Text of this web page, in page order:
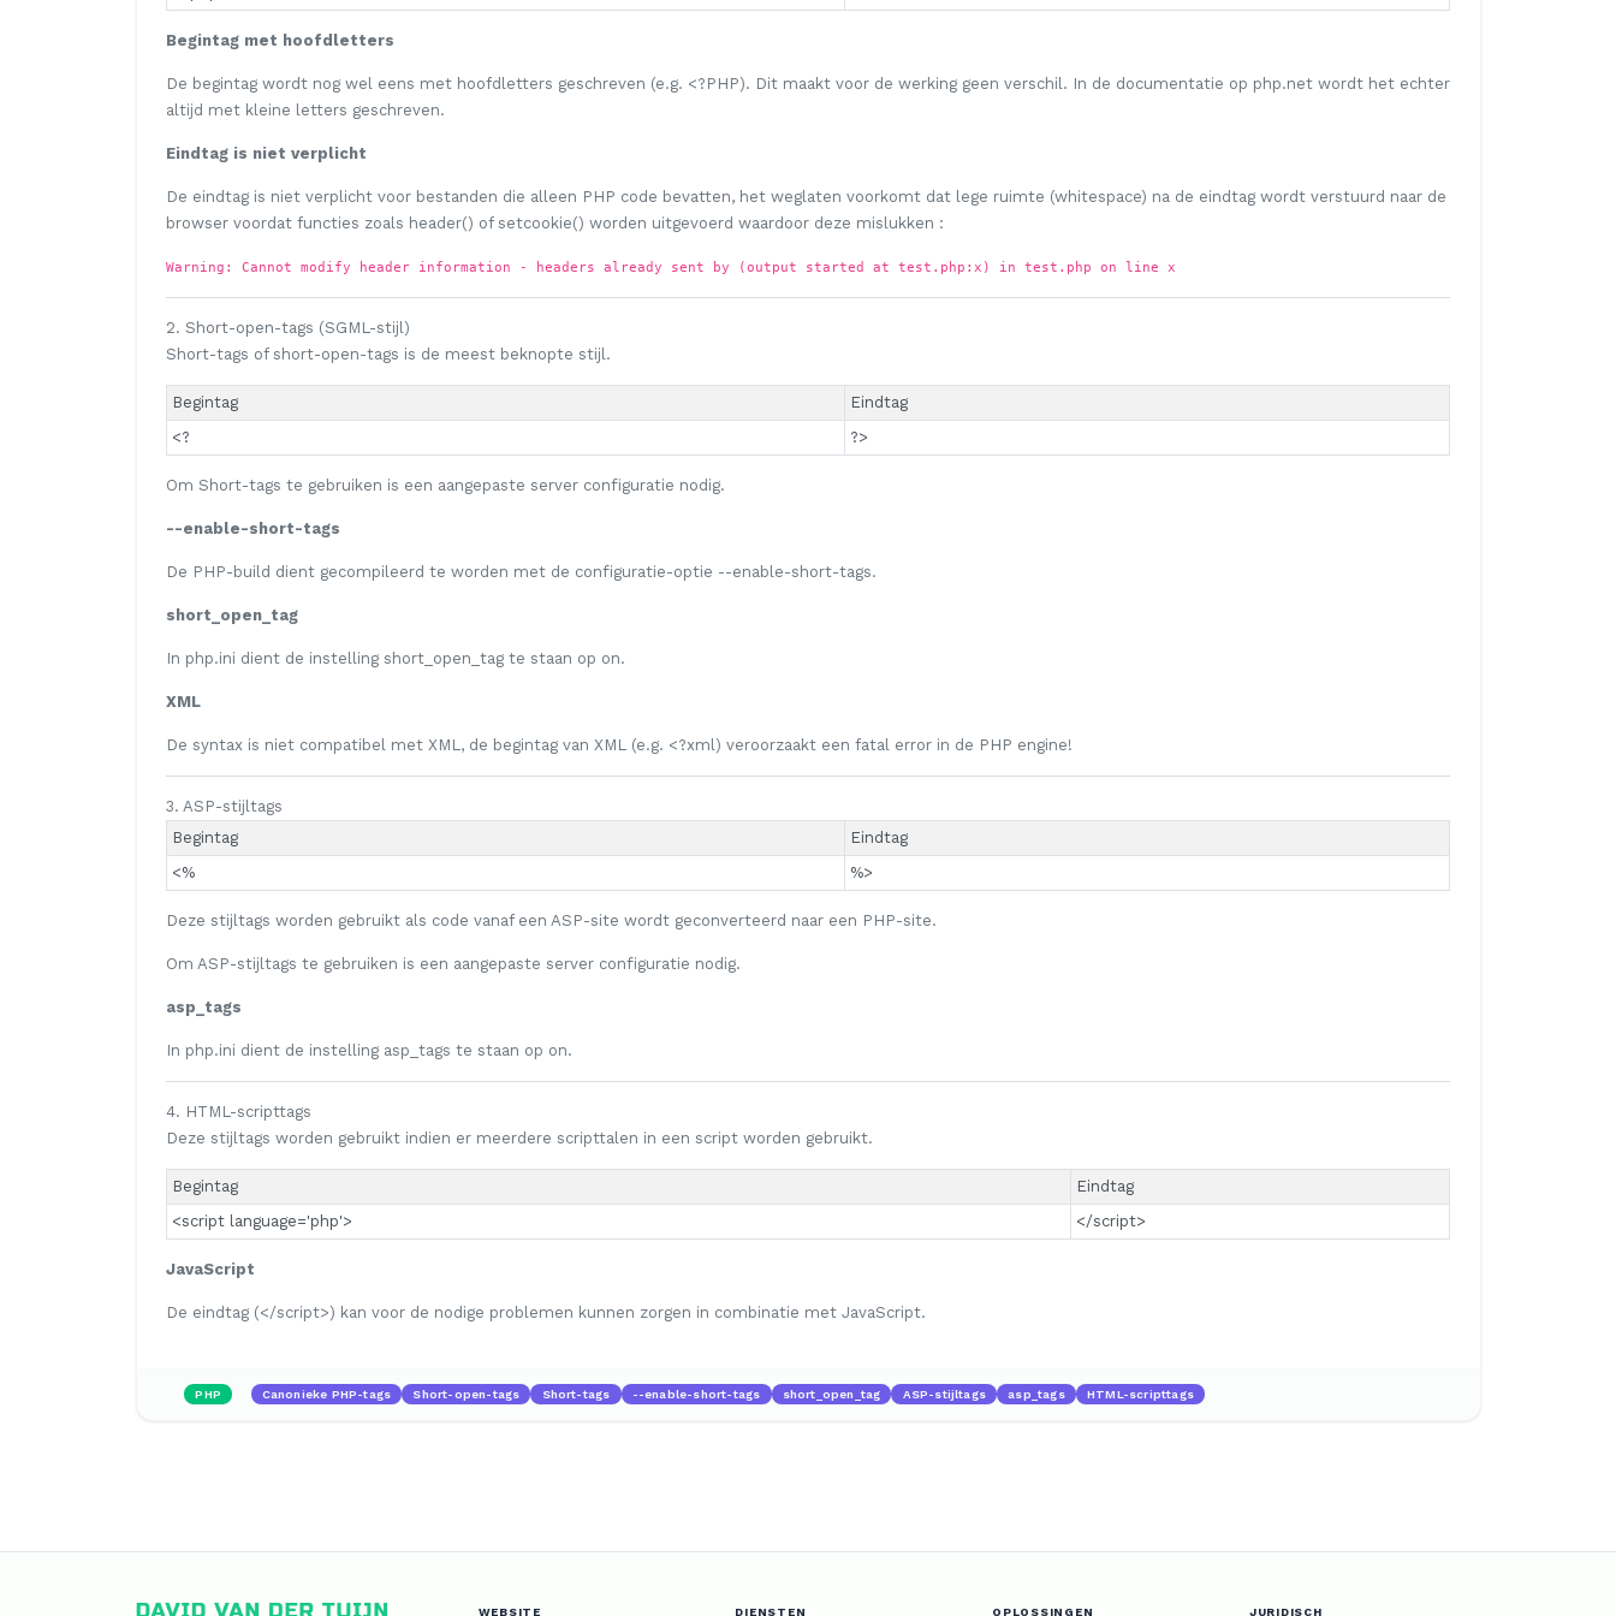
Begintag met hoofdletters
De begintag wordt nog wel eens met hoofdletters geschreven (e.g. <?PHP). Dit maakt voor de werking geen verschil. In de documentatie op php.net wordt het echter
altijd met kleine letters geschreven.
Eindtag is niet verplicht
De eindtag is niet verplicht voor bestanden die alleen PHP code bevatten, het weglaten voorkomt dat lege ruimte (whitespace) na de eindtag wordt verstuurd naar de
browser voordat functies zoals header() of setcookie() worden uitgevoerd waardoor deze mislukken :
Warning: Cannot modify header information - headers already sent by (output started at test.php:x) in test.php on line x
2. Short-open-tags (SGML-stijl)
Short-tags of short-open-tags is de meest beknopte stijl.
Begintag
Eindtag
<?
?>
Om Short-tags te gebruiken is een aangepaste server configuratie nodig.
--enable-short-tags
De PHP-build dient gecompileerd te worden met de configuratie-optie --enable-short-tags.
short_open_tag
In php.ini dient de instelling short_open_tag te staan op on.
XML
De syntax is niet compatibel met XML, de begintag van XML (e.g. <?xml) veroorzaakt een fatal error in de PHP engine!
3. ASP-stijltags
Begintag
Eindtag
<%
%>
Deze stijltags worden gebruikt als code vanaf een ASP-site wordt geconverteerd naar een PHP-site.
Om ASP-stijltags te gebruiken is een aangepaste server configuratie nodig.
asp_tags
In php.ini dient de instelling asp_tags te staan op on.
4. HTML-scripttags
Deze stijltags worden gebruikt indien er meerdere scripttalen in een script worden gebruikt.
Begintag
Eindtag
<script language='php'>
</script>
JavaScript
De eindtag (</script>) kan voor de nodige problemen kunnen zorgen in combinatie met JavaScript.
PHP Canonieke PHP-tags Short-open-tags Short-tags --enable-short-tags short_open_tag ASP-stijltags asp_tags HTML-scripttags
WEBSITE DIENSTEN OPLOSSINGEN JURIDISCH